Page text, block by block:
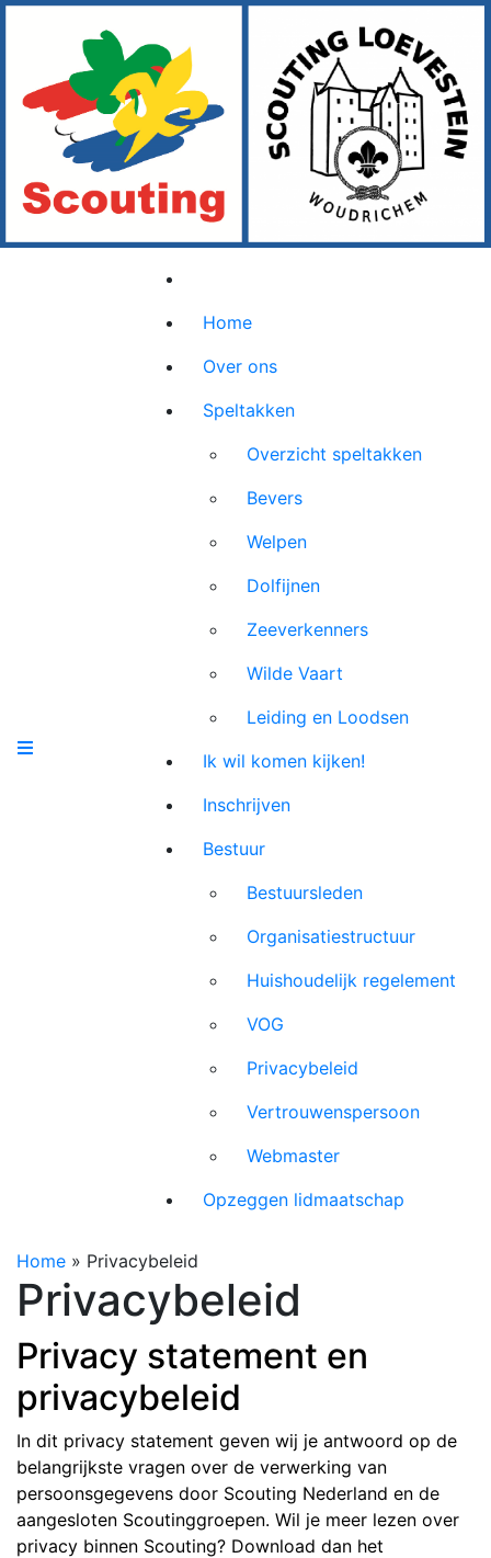
Home
Over ons
Speltakken
Overzicht speltakken
Bevers
Welpen
Dolfijnen
Zeeverkenners
Wilde Vaart
Leiding en Loodsen
Ik wil komen kijken!
Inschrijven
Bestuur
Bestuursleden
Organisatiestructuur
Huishoudelijk regelement
VOG
Privacybeleid
Vertrouwenspersoon
Webmaster
Opzeggen lidmaatschap
Home » Privacybeleid
Privacybeleid
Privacy statement en
privacybeleid
In dit privacy statement geven wij je antwoord op de
belangrijkste vragen over de verwerking van
persoonsgegevens door Scouting Nederland en de
aangesloten Scoutinggroepen. Wil je meer lezen over
privacy binnen Scouting? Download dan het